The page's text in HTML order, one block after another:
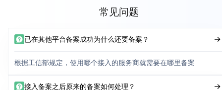
常见问题
已在其他平台备案成功为什么还要备案？
根据工信部规定，使用哪个接入的服务商就需要在哪里备案
接入备案之后原来的备案如何处理？